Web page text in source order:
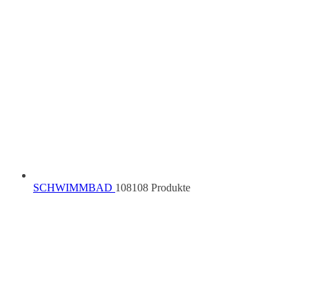
SCHWIMMBAD 108108 Produkte